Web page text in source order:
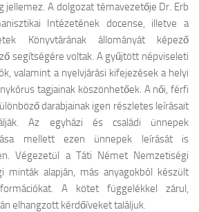
jellemez. A dolgozat témavezetője Dr. Erb
Intézetének docense, illetve a
Könyvtárának állományát képező
segítségére voltak. A gyűjtött népviseleti
valamint a nyelvjárási kifejezések a helyi
tagjainak köszönhetőek. A női, férfi
darabjainak igen részletes leírásait
Az egyházi és családi ünnepek
mellett ezen ünnepek leírását is
Végezetül a Táti Német Nemzetiségi
minták alapján, más anyagokból készült
A kötet függelékkel zárul,
elhangzott kérdőíveket találjuk.